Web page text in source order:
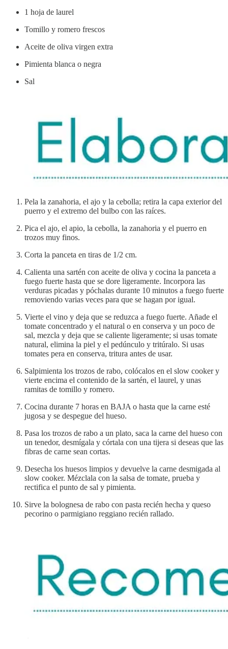
1 hoja de laurel
Tomillo y romero frescos
Aceite de oliva virgen extra
Pimienta blanca o negra
Sal
Pela la zanahoria, el ajo y la cebolla; retira la capa exterior del
puerro y el extremo del bulbo con las raíces.
Pica el ajo, el apio, la cebolla, la zanahoria y el puerro en
trozos muy finos.
Corta la panceta en tiras de 1/2 cm.
Calienta una sartén con aceite de oliva y cocina la panceta a
fuego fuerte hasta que se dore ligeramente. Incorpora las
verduras picadas y póchalas durante 10 minutos a fuego fuerte
removiendo varias veces para que se hagan por igual.
Vierte el vino y deja que se reduzca a fuego fuerte. Añade el
tomate concentrado y el natural o en conserva y un poco de
sal, mezcla y deja que se caliente ligeramente; si usas tomate
natural, elimina la piel y el pedúnculo y tritúralo. Si usas
tomates pera en conserva, tritura antes de usar.
Salpimienta los trozos de rabo, colócalos en el slow cooker y
vierte encima el contenido de la sartén, el laurel, y unas
ramitas de tomillo y romero.
Cocina durante 7 horas en BAJA o hasta que la carne esté
jugosa y se despegue del hueso.
Pasa los trozos de rabo a un plato, saca la carne del hueso con
un tenedor, desmígala y córtala con una tijera si deseas que las
fibras de carne sean cortas.
Desecha los huesos limpios y devuelve la carne desmigada al
slow cooker. Mézclala con la salsa de tomate, prueba y
rectifica el punto de sal y pimienta.
Sirve la bolognesa de rabo con pasta recién hecha y queso
pecorino o parmigiano reggiano recién rallado.